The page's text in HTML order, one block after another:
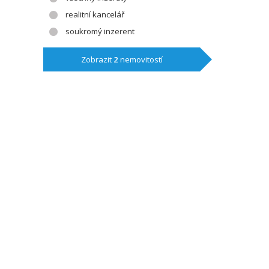
realitní kancelář
soukromý inzerent
Zobrazit 2 nemovitostí